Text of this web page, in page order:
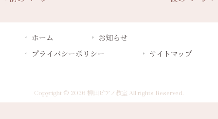
ホーム
お知らせ
プライバシーポリシー
サイトマップ
Copyright © 2026 柳田ピアノ教室 All rights Reserved.